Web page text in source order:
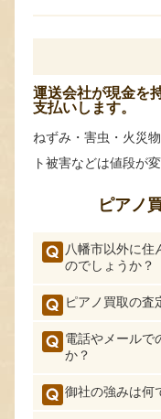
運送会社が現金を
支払いします。
ねずみ・害虫・火災
ト被害などは値段が
ピアノ
八幡市以外に住
のでしょうか？
ピアノ買取の査
電話やメールで
か？
御社の強みは何